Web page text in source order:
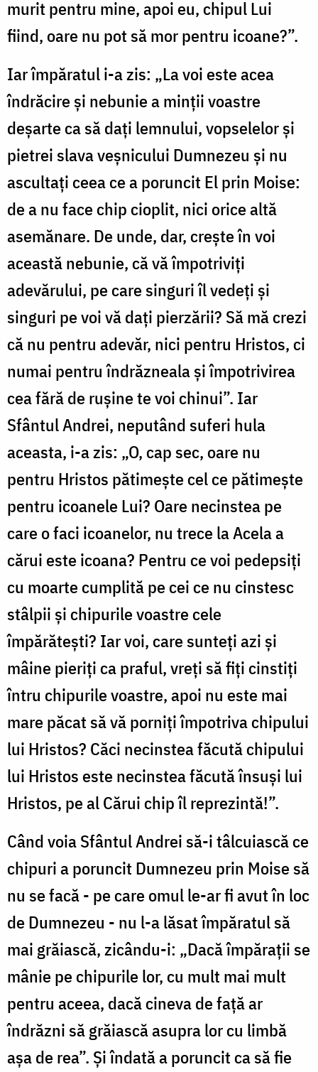
murit pentru mine, apoi eu, chipul Lui
fiind, oare nu pot să mor pentru icoane?”.
Iar împăratul i-a zis: „La voi este acea
îndrăcire și nebunie a minții voastre
deșarte ca să dați lemnului, vopselelor și
pietrei slava veșnicului Dumnezeu și nu
ascultați ceea ce a poruncit El prin Moise:
de a nu face chip cioplit, nici orice altă
asemănare. De unde, dar, crește în voi
această nebunie, că vă împotriviți
adevărului, pe care singuri îl vedeți și
singuri pe voi vă dați pierzării? Să mă crezi
că nu pentru adevăr, nici pentru Hristos, ci
numai pentru îndrăzneala și împotrivirea
cea fără de rușine te voi chinui”. Iar
Sfântul Andrei, neputând suferi hula
aceasta, i-a zis: „O, cap sec, oare nu
pentru Hristos pătimește cel ce pătimește
pentru icoanele Lui? Oare necinstea pe
care o faci icoanelor, nu trece la Acela a
cărui este icoana? Pentru ce voi pedepsiți
cu moarte cumplită pe cei ce nu cinstesc
stâlpii și chipurile voastre cele
împărătești? Iar voi, care sunteți azi și
mâine pieriți ca praful, vreți să fiți cinstiți
întru chipurile voastre, apoi nu este mai
mare păcat să vă porniți împotriva chipului
lui Hristos? Căci necinstea făcută chipului
lui Hristos este necinstea făcută însuși lui
Hristos, pe al Cărui chip îl reprezintă!”.
Când voia Sfântul Andrei să-i tâlcuiască ce
chipuri a poruncit Dumnezeu prin Moise să
nu se facă - pe care omul le-ar fi avut în loc
de Dumnezeu - nu l-a lăsat împăratul să
mai grăiască, zicându-i: „Dacă împărații se
mânie pe chipurile lor, cu mult mai mult
pentru aceea, dacă cineva de față ar
îndrăzni să grăiască asupra lor cu limbă
așa de rea”. Și îndată a poruncit ca să fie